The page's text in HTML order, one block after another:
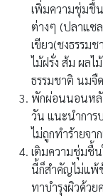
เพิ่มความชุ่มชื้น
ต่างๆ (ปลาแซ
เขียว(ชงธรรม
ไม้ฝรั่ง ส้ม ผลไ
ธรรมชาติ นมจื
พักผ่อนนอนหลั
วัน แนะนำการ
ไม่ถูกทำร้ายจา
เติมความชุ่มชื้น
นี้ก็สำคัญไม่แพ้
ทาบำรุงผิวด้วย